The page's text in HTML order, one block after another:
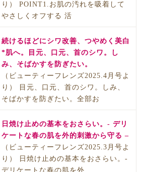
り） POINT1.お肌の汚れを吸着して
やさしくオフする 活
続けるほどにシワ改善、つやめく美白
*肌へ。目元、口元、首のシワ。し
み、そばかすを防ぎたい。
（ビューティーフレンズ2025.4月号よ
り） 目元、口元、首のシワ。しみ、
そばかすを防ぎたい。全部お
日焼け止めの基本をおさらい。- デリ
ケートな春の肌を外的刺激から守る –
（ビューティーフレンズ2025.3月号よ
り） 日焼け止めの基本をおさらい。-
デリケートな春の肌を外